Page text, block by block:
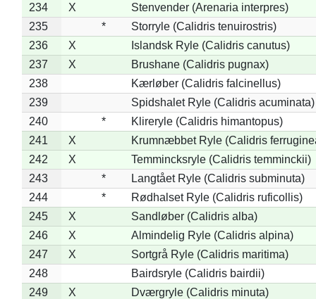
234 X
Stenvender (Arenaria interpres)
235
*
Storryle (Calidris tenuirostris)
236
X
Islandsk Ryle (Calidris canutus)
237
X
Brushane (Calidris pugnax)
238
Kærløber (Calidris falcinellus)
239
Spidshalet Ryle (Calidris acuminata)
240
*
Klireryle (Calidris himantopus)
241
X
Krumnæbbet Ryle (Calidris
242
X
Temmincksryle (Calidris temminckii)
243
*
Langtået Ryle (Calidris subminuta)
244
*
Rødhalset Ryle (Calidris ruficollis)
245
X
Sandløber (Calidris alba)
246
X
Almindelig Ryle (Calidris alpina)
247
X
Sortgrå Ryle (Calidris maritima)
248
Bairdsryle (Calidris bairdii)
249
X
Dværgryle (Calidris minuta)